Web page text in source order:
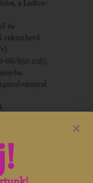
a Ladics-
és
tekinthető
66/650 218),